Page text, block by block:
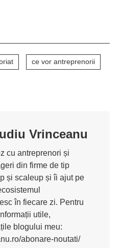
ce vor antreprenorii
Vrinceanu
cu antreprenori și
din firme de tip
și scaleup și îi ajut pe
în fiecare zi. Pentru
utile,
blogului meu:
abonare-noutati/